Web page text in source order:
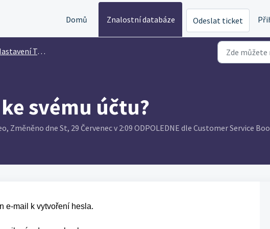
Domů Znalostní databáze Odeslat ticket
Tableo
svému účtu?
Změněno dne St, 29 Červenec v 2:09 ODPOLEDNE dle Customer Service
e-mail k vytvoření hesla.